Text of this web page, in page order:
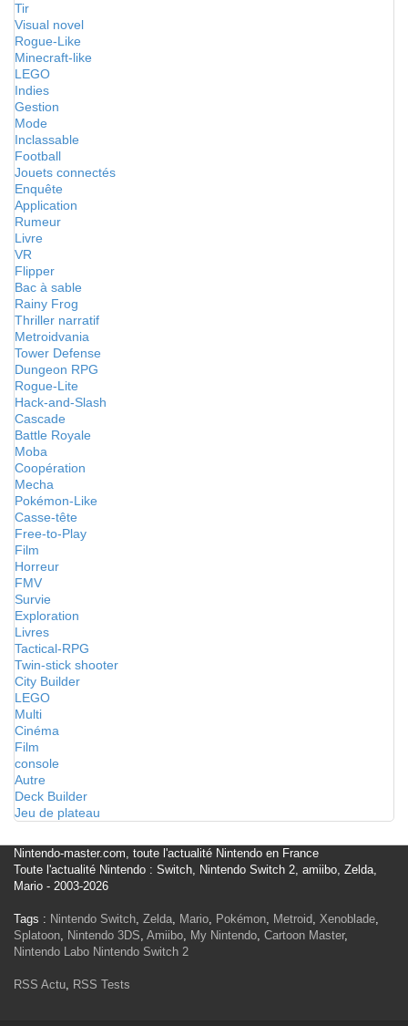
Tir
Visual novel
Rogue-Like
Minecraft-like
LEGO
Indies
Gestion
Mode
Inclassable
Football
Jouets connectés
Enquête
Application
Rumeur
Livre
VR
Flipper
Bac à sable
Rainy Frog
Thriller narratif
Metroidvania
Tower Defense
Dungeon RPG
Rogue-Lite
Hack-and-Slash
Cascade
Battle Royale
Moba
Coopération
Mecha
Pokémon-Like
Casse-tête
Free-to-Play
Film
Horreur
FMV
Survie
Exploration
Livres
Tactical-RPG
Twin-stick shooter
City Builder
LEGO
Multi
Cinéma
Film
console
Autre
Deck Builder
Jeu de plateau
Nintendo-master.com, toute l'actualité Nintendo en France
Toute l'actualité Nintendo : Switch, Nintendo Switch 2, amiibo, Zelda,
Mario - 2003-2026
Tags : Nintendo Switch, Zelda, Mario, Pokémon, Metroid, Xenoblade,
Splatoon, Nintendo 3DS, Amiibo, My Nintendo, Cartoon Master,
Nintendo Labo Nintendo Switch 2
RSS Actu, RSS Tests